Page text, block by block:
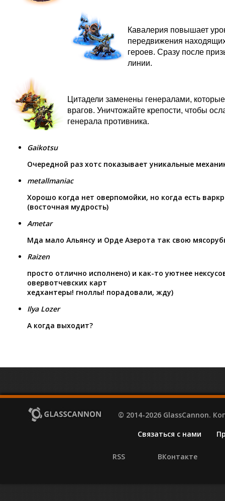
Кавалерия повышает
передвижения
героев. Сразу после
линии.
Цитадели заменены генералами,
врагов. Уничтожайте крепости, чтобы
генерала противника.
Gaikotsu
Очередной раз хотс показывает уникальные
metallmaniac
Хорошо когда нет оверпомойки, но когда есть
(восточная мудрость)
Ametar
Мда мало Альянсу и Орде Азерота так свою
Raizen
просто отлично исполнено) и как-то уютнее
овервотчевских карт
хедхантеры! гноллы! порадовали, жду)
Ilya Lozer
А когда выходит?
© 2014-2026 GlassCannon.
Связаться с нами
RSS ВКонтакте